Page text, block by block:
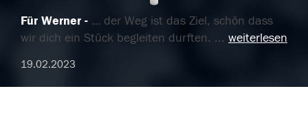
Für Werner
… der Weg ist das Ziel, schön dass
wir dich ein Stück begleiten durften. ... weiterlesen
19.02.2023